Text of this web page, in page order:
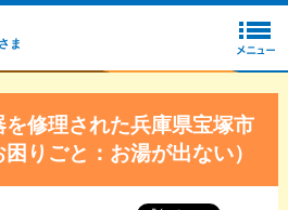
ま
修理された兵庫県宝塚市
りごと：お湯が出ない）